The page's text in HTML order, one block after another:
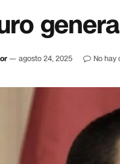
agosto 24, 2025 No hay